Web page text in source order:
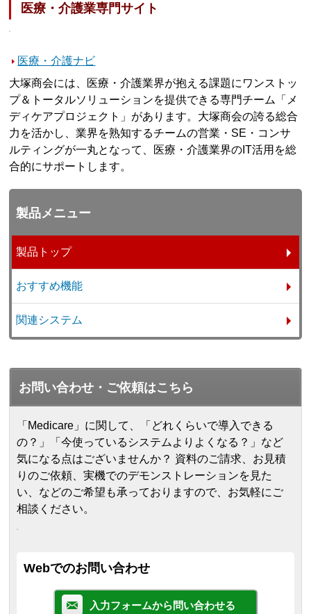
医療・介護業専門サイト
医療・介護ナビ
大塚商会には、医療・介護業界が抱える課題にワンストッ
プ＆トータルソリューションを提供できる専門チーム「メ
ディケアプロジェクト」があります。大塚商会の誇る総合
力を活かし、業界を熟知するチームの営業・SE・コンサ
ルティングが一丸となって、医療・介護業界のIT活用を総
合的にサポートします。
製品メニュー
製品トップ
おすすめ機能
関連システム
お問い合わせ・ご依頼はこちら
「Medicare」に関して、「どれくらいで導入できる
の？」「今使っているシステムよりよくなる？」など
気になる点はございませんか？ 資料のご請求、お見積
りのご依頼、実機でのデモンストレーションを見た
い、などのご希望も承っておりますので、お気軽にご
相談ください。
Webでのお問い合わせ
入力フォームから問い合わせる